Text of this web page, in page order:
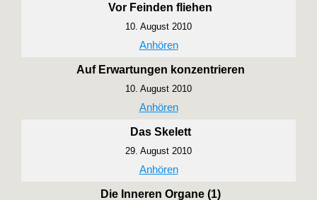
Vor Feinden fliehen
10. August 2010
Anhören
Auf Erwartungen konzentrieren
10. August 2010
Anhören
Das Skelett
29. August 2010
Anhören
Die Inneren Organe (1)